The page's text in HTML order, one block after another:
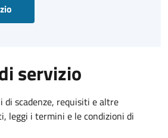
servizio
di scadenze, requisiti e altre
leggi i termini e le condizioni di